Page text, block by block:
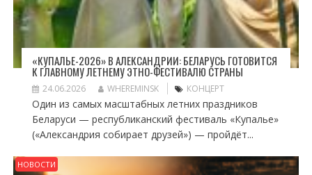
«КУПАЛЬЕ-2026» В АЛЕКСАНДРИИ: БЕЛАРУСЬ ГОТОВИТСЯ
К ГЛАВНОМУ ЛЕТНЕМУ ЭТНО-ФЕСТИВАЛЮ СТРАНЫ
24.06.2026 WHEREMINSK КОНЦЕРТ
Один из самых масштабных летних праздников
Беларуси — республиканский фестиваль «Купалье»
(«Александрия собирает друзей») — пройдёт...
НОВОСТИ